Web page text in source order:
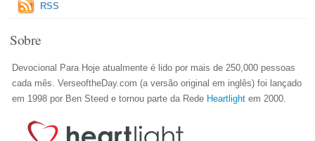
RSS
Sobre
Devocional Para Hoje atualmente é lido por mais de 250,000 pessoas
cada mês. VerseoftheDay.com (a versão original em inglês) foi lançado
em 1998 por Ben Steed e tornou parte da Rede Heartlight em 2000.